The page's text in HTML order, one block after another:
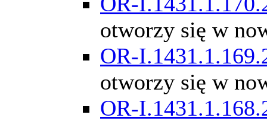
otworzy się w
OR-
otworzy się w
OR-